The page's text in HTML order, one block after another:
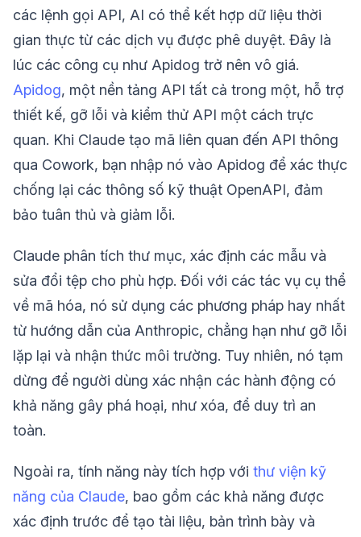
các lệnh gọi API, AI có thể kết hợp dữ liệu thời
gian thực từ các dịch vụ được phê duyệt. Đây là
lúc các công cụ như Apidog trở nên vô giá.
Apidog, một nền tảng API tất cả trong một, hỗ trợ
thiết kế, gỡ lỗi và kiểm thử API một cách trực
quan. Khi Claude tạo mã liên quan đến API thông
qua Cowork, bạn nhập nó vào Apidog để xác thực
chống lại các thông số kỹ thuật OpenAPI, đảm
bảo tuân thủ và giảm lỗi.
Claude phân tích thư mục, xác định các mẫu và
sửa đổi tệp cho phù hợp. Đối với các tác vụ cụ thể
về mã hóa, nó sử dụng các phương pháp hay nhất
từ hướng dẫn của Anthropic, chẳng hạn như gỡ lỗi
lặp lại và nhận thức môi trường. Tuy nhiên, nó tạm
dừng để người dùng xác nhận các hành động có
khả năng gây phá hoại, như xóa, để duy trì an
toàn.
Ngoài ra, tính năng này tích hợp với thư viện kỹ
năng của Claude, bao gồm các khả năng được
xác định trước để tạo tài liệu, bản trình bày và